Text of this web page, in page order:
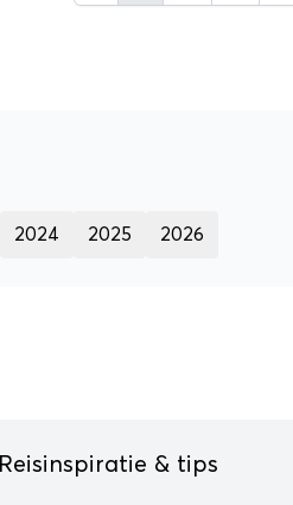
2024 2025 2026
Reisinspiratie & tips